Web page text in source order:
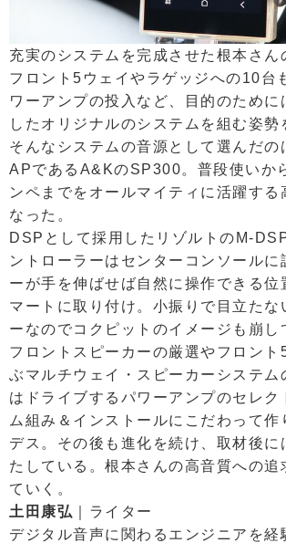
充実のシステムを完成させた根本さん
フロント5ウェイやラゲッジへの10台
ワーアンプの投入など、目的のために
したオリジナルのシステムを組む姿勢
そんなシステムの音源として選んだの
APであるA&KのSP300。普段使いか
ンペまでをオールマイティに活躍する
なった。
DSPとして採用したリゾルトのM-
ントローラーはセンターコンソールに
ーが手を伸ばせば自然に操作できる位
マートに取り付け。小振りで目立たな
ーなのでコクピットのイメージも崩し
フロントスピーカーの厳選やフロント
ぶマルチウェイ・スピーカーシステム
はドライブするパワーアンプのセレク
ム組み＆インストールにこだわって作
デス。その後も進化を続け、取材後に
たしている。根本さんの高音質への追
ていく。
土田康弘 ｜ライター
デジタル音声に関わるエンジニアを経